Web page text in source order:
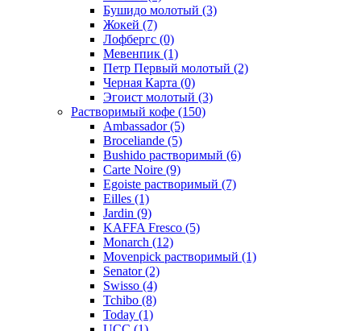
Бушидо молотый (3)
Жокей (7)
Лофбергс (0)
Мевенпик (1)
Петр Первый молотый (2)
Черная Карта (0)
Эгоист молотый (3)
Растворимый кофе (150)
Ambassador(5)
Broceliande (5)
Bushido растворимый (6)
Carte Noire (9)
Egoiste растворимый (7)
Eilles (1)
Jardin (9)
KAFFA Fresco (5)
Monarch (12)
Movenpick растворимый (1)
Senator(2)
Swisso (4)
Tchibo (8)
Today (1)